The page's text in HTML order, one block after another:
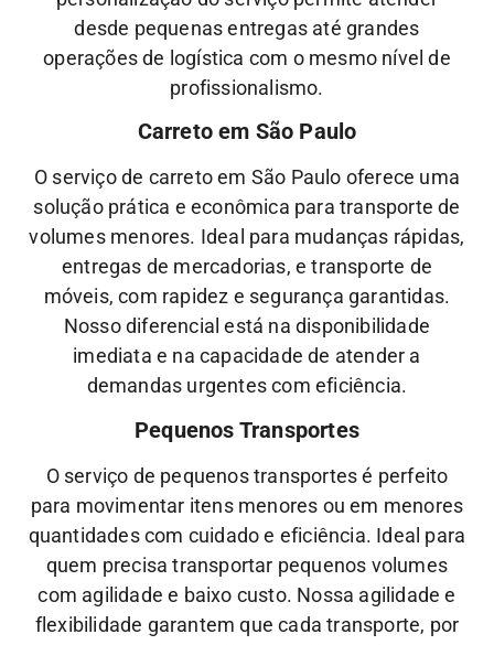
desde pequenas entregas até grandes
operações de logística com o mesmo nível de
profissionalismo.
Carreto em São Paulo
O serviço de carreto em São Paulo oferece uma
solução prática e econômica para transporte de
volumes menores. Ideal para mudanças rápidas,
entregas de mercadorias, e transporte de
móveis, com rapidez e segurança garantidas.
Nosso diferencial está na disponibilidade
imediata e na capacidade de atender a
demandas urgentes com eficiência.
Pequenos Transportes
O serviço de pequenos transportes é perfeito
para movimentar itens menores ou em menores
quantidades com cuidado e eficiência. Ideal para
quem precisa transportar pequenos volumes
com agilidade e baixo custo. Nossa agilidade e
flexibilidade garantem que cada transporte, por